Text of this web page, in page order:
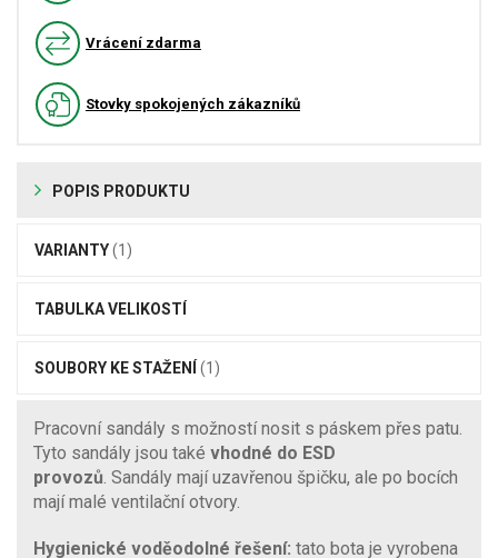
Vrácení zdarma
Stovky spokojených zákazníků
POPIS PRODUKTU
VARIANTY(1)
TABULKA VELIKOSTÍ
SOUBORY KE STAŽENÍ (1)
Pracovní sandály s možností nosit s páskem přes patu.
Tyto sandály jsou také vhodné do ESD
provozů . Sandály mají uzavřenou špičku, ale po bocích
mají malé ventilační otvory.
Hygienické voděodolné řešení: tato bota je vyrobena